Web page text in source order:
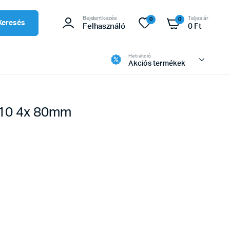
Bejelentkezés
Felhasználó
0 0 Teljes ár
0 Ft
Heti akció
Akciós termékek
4x 80mm